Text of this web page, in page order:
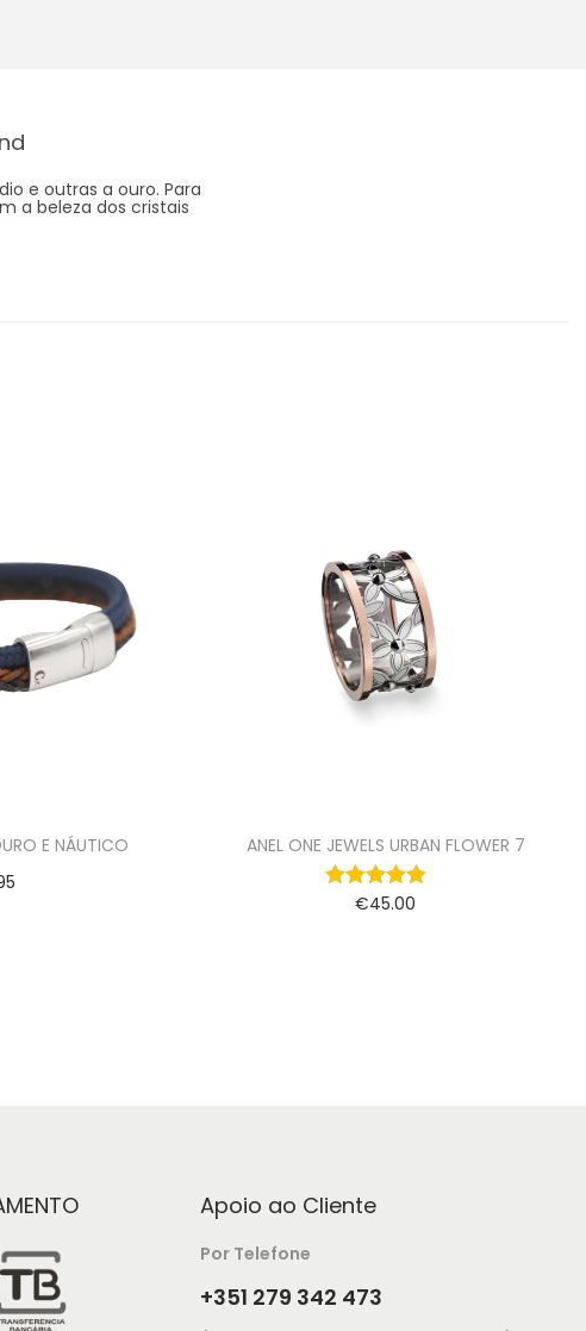
e outras a ouro. Para
a beleza dos cristais
E NÁUTICO
ANEL ONE JEWELS URBAN FLOWER 7
€45.00
Apoio ao Cliente
Por Telefone
+351 279 342 473